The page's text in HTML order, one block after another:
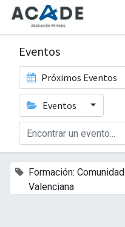
Eventos
Próximos Eventos
Eventos
Formación: Comunidad
Valenciana